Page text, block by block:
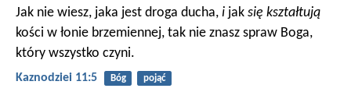
Jak nie wiesz, jaka jest droga ducha, i jak się kształtują
kości w łonie brzemiennej, tak nie znasz spraw Boga,
który wszystko czyni.
Kaznodziei 11:5 Bóg pojąć